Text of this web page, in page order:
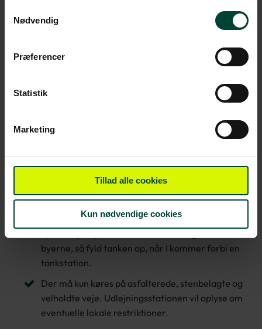
Nødvendig
Præferencer
Statistik
Marketing
Tillad alle cookies
Kun nødvendige cookies
Sikkerhedssele skal altid bruges.
Hastighedsgrænserne er 50 km/t i byer og 100
km/t på landeveje.
Uden for byerne er vejene ofte både smalle og
snoede, så gennemsnitshastigheden vil ofte
”One lane bridges” er broer med kun en vejbane.
broen, der må bakke.
Vær forberedt på, at der kan være en flok får
eller kvæg på vejen.
byerne, så fyld tanken op, når I kommer forbi en
tankstation.
Der må kun køres på asfalterede, stenbelagte og
velholdte veje. Udlejningsstationen vil oplyse om
eventuelle lokale restriktioner.